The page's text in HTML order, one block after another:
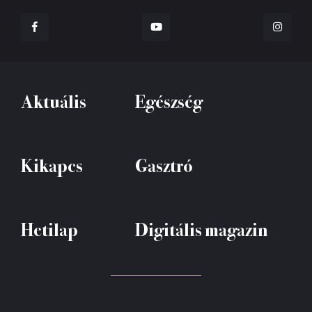
Aktuális Egészség
Kikapcs Gasztró
Hetilap Digitális magazin